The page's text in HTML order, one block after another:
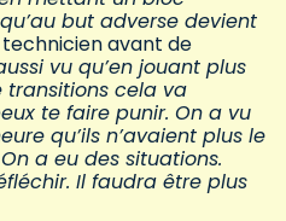
but adverse devient
avant de
vu qu’en jouant plus
transitions cela va
te faire punir. On a vu
qu’ils n’avaient plus le
a eu des situations.
Il faudra être plus